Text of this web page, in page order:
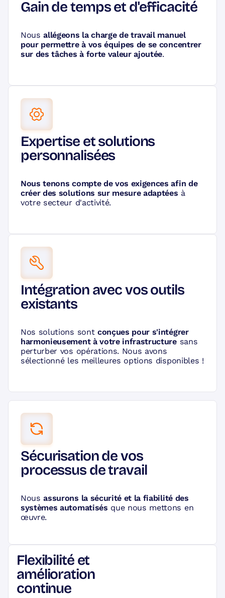
Gain de temps et d'efficacité
Nousallégeons la charge de travail manuel
pour permettre à vos équipes de se concentrer
sur des tâches à forte valeur ajoutée.
Expertise et solutions
personnalisées
Nous tenons compte de vos exigences afin de
créer des solutions sur mesure adaptées à
votre secteur d'activité.
Intégration avec vos outils
existants
Nos solutions sont conçues pour s'intégrer
harmonieusement à votre infrastructuresans
perturber vos opérations. Nous avons
sélectionné les meilleures options disponibles !
Sécurisation de vos
processus de travail
Nousassurons la sécurité et la fiabilité des
systèmes automatisés que nous mettons en
œuvre.
Flexibilité et
amélioration
continue